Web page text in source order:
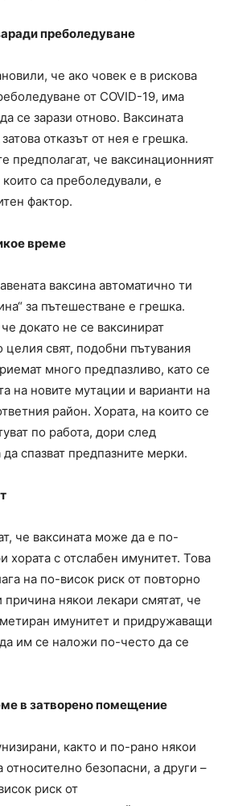
преболедуване
че ако човек е в рискова
от COVID-19, има
се зарази отново. Ваксината
отказът от нея е грешка.
предполагат, че ваксинационният
са преболедували, е
фактор.
време
ваксина автоматично ти
за пътешестване е грешка.
докато не се ваксинират
целия свят, подобни пътувания
много предпазливо, като се
на новите мутации и варианти на
район. Хората, на които се
по работа, дори след
спазват предпазните мерки.
че ваксината може да е по-
хората с отслабен имунитет. Това
на по-висок риск от повторно
причина някои лекари смятат, че
имунитет и придружаващи
им се наложи по-често да се
в затворено помещение
както и по-рано някои
относително безопасни, а други –
риск от